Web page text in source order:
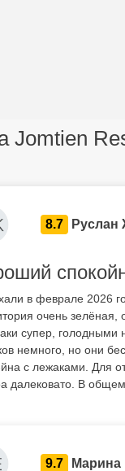
Jomtien
8.7 Руслан
в феврале 2026
очень
супер, голодными
немного, но они
с лежаками. Для
далековато. В
9.7 Марина